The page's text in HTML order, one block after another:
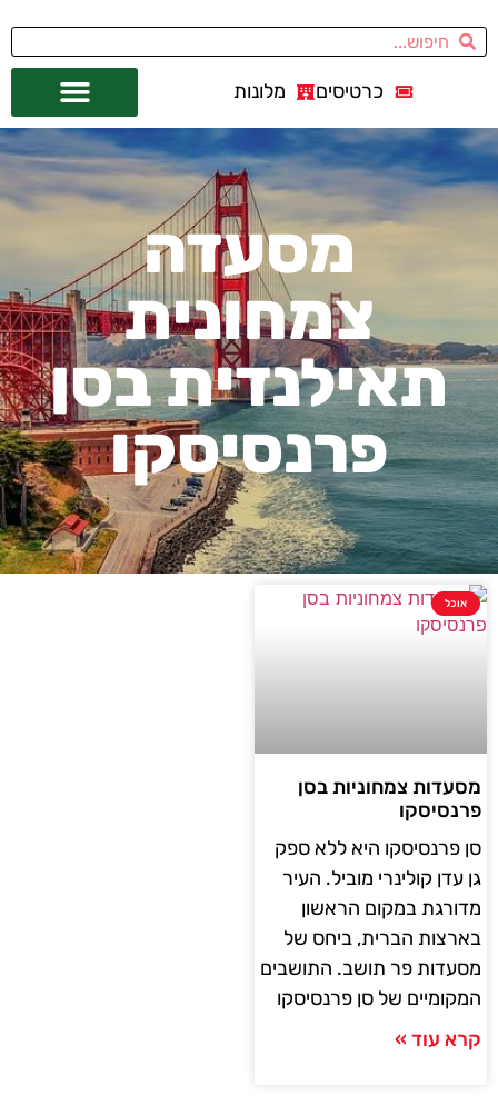
כרטיסים מלונות
מסעדה
צמחונית
תאילנדית בסן
פרנסיסקו
אוכל
מסעדות צמחוניות בסן
פרנסיסקו
סן פרנסיסקו היא ללא ספק
גן עדן קולינרי מוביל. העיר
מדורגת במקום הראשון
בארצות הברית, ביחס של
מסעדות פר תושב. התושבים
המקומיים של סן פרנסיסקו
קרא עוד »